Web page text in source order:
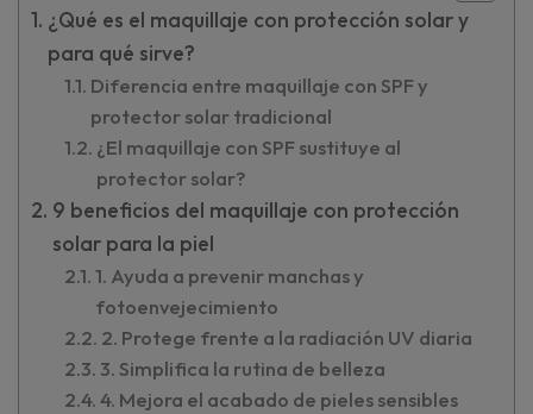
¿Qué es el maquillaje con protección solar y
para qué sirve?
Diferencia entre maquillaje con SPF y
protector solar tradicional
¿El maquillaje con SPF sustituye al
protector solar?
9 beneficios del maquillaje con protección
solar para la piel
1. Ayuda a prevenir manchas y
fotoenvejecimiento
2. Protege frente a la radiación UV diaria
3. Simplifica la rutina de belleza
4. Mejora el acabado de pieles sensibles